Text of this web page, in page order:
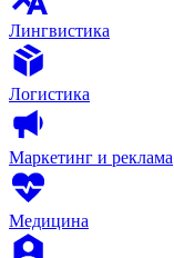
Лингвистика
Логистика
Маркетинг и реклама
Медицина